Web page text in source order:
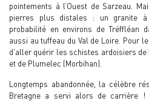
pointements à l’Ouest de Sarzeau.
pierres plus distales : un granite
probabilité en environs de Tréffléan
aussi au tuffeau du Val de Loire. Pour
d’aller quérir les schistes ardoisiers
et de Plumelec (Morbihan).
Longtemps abandonnée, la célèbre
Bretagne a servi alors de carrière !